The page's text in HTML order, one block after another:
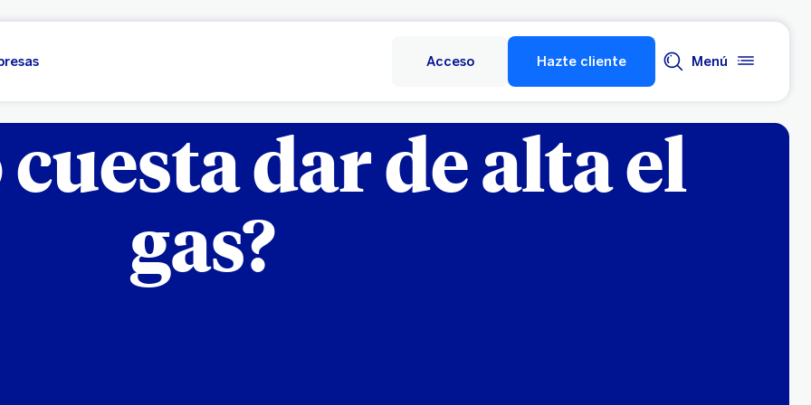
Acceso Hazte cliente Menú
dar de alta el
gas?